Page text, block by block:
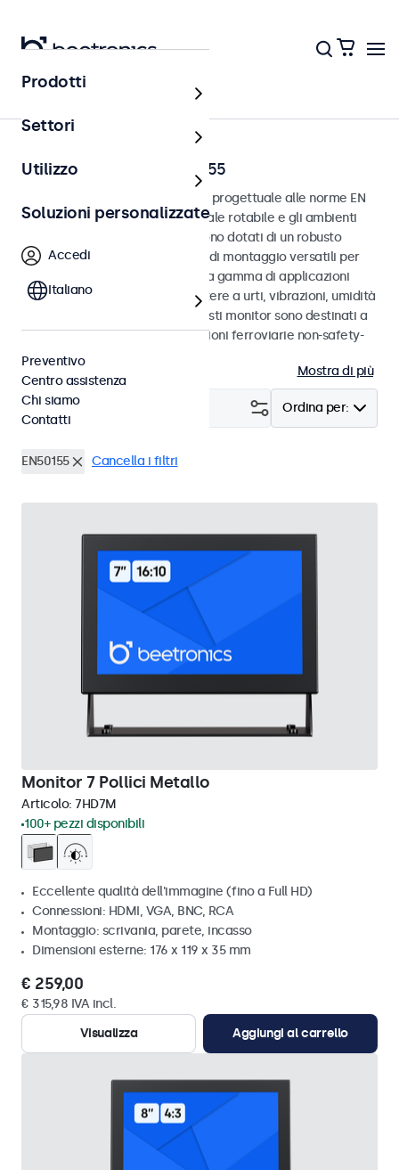
Home
Monitor ferroviari EN 50155
Monitor sviluppati in conformità progettuale alle norme EN
50155 e EN 45545-2 per il materiale rotabile e gli ambienti
ferroviari. I monitor ferroviari sono dotati di un robusto
involucro in metallo con opzioni di montaggio versatili per
un’integrazione fluida in un’ampia gamma di applicazioni
ferroviarie. Progettati per resistere a urti, vibrazioni, umidità
e variazioni di temperatura, questi monitor sono destinati a
prestazioni affidabili in applicazioni ferroviarie non-safety-
critical.
Mostra di più
Ordina per:
Filtro (24)
EN50155 Cancella i filtri
Monitor 7 Pollici Metallo
Articolo: 7HD7M
100+ pezzi disponibili
Eccellente qualità dell'immagine (fino a Full HD)
Connessioni: HDMI, VGA, BNC, RCA
Montaggio: scrivania, parete, incasso
Dimensioni esterne: 176 x 119 x 35 mm
€ 259,00
€ 315,98 IVA incl.
Visualizza
Aggiungi al carrello
Prodotti
Settori
Utilizzo
Soluzioni personalizzate
Accedi
Italiano
Preventivo
Centro assistenza
Chi siamo
Contatti